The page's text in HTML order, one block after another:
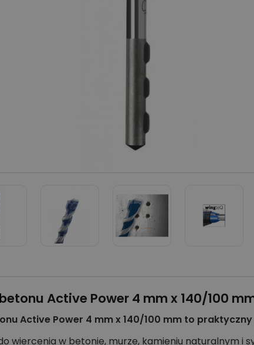
Active Power 4 mm x 140/100
Active Power 4 mm x 140/100 mm to
wiercenia w betonie, murze, kamieniu naturalnym